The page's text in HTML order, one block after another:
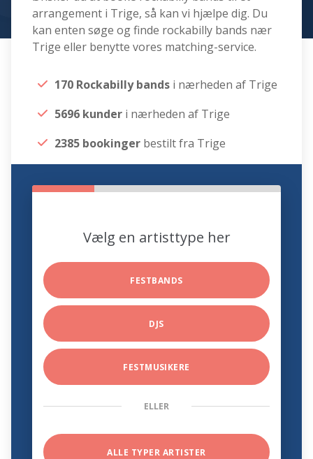
arrangement i Trige, så kan vi hjælpe dig. Du
kan enten søge og finde rockabilly bands nær
Trige eller benytte vores matching-service.
170 Rockabilly bands i nærheden af Trige
5696 kunder i nærheden af Trige
2385 bookinger bestilt fra Trige
Vælg en artisttype her
FESTBANDS
DJS
FESTMUSIKERE
ELLER
ALLE TYPER ARTISTER